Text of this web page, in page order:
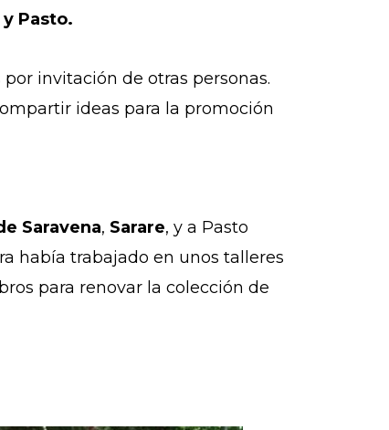
Pasto.
invitación de otras personas.
ideas para la promoción
Saravena, Sarare, y a Pasto
había trabajado en unos talleres
para renovar la colección de